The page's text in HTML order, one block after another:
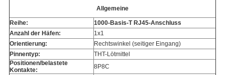
Allgemeine
Reihe:
1000-Basis-T RJ45-Anschluss
Anzahl der Häfen:
1x1
Orientierung:
Rechtswinkel (seitiger Eingang)
Pinnentyp:
THT-Lötmittel
Positionen/belastete
Kontakte:
8P8C